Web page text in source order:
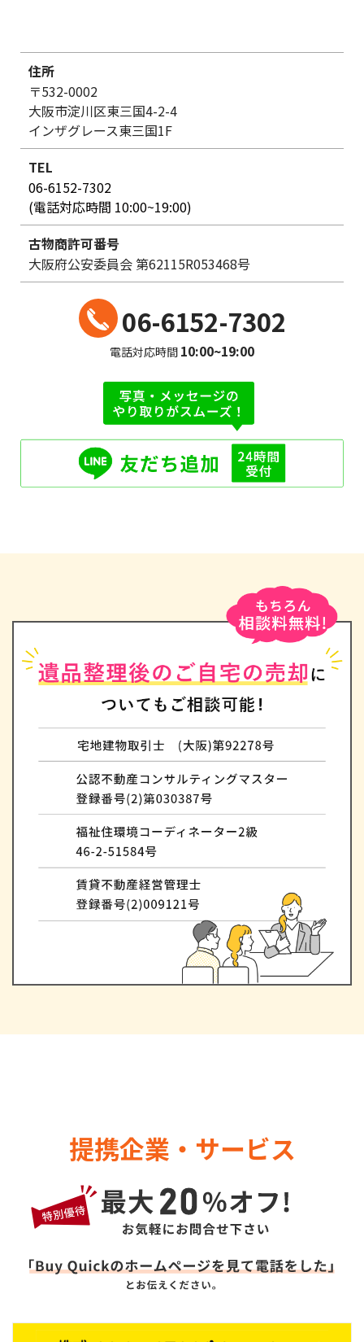
住所
〒532-0002
大阪市淀川区東三国4-2-4
インザグレース東三国1F
TEL
06-6152-7302
(電話対応時間 10:00~19:00)
古物商許可番号
大阪府公安委員会 第62115R053468号
06-6152-7302
電話対応時間 10:00~19:00
提携企業・サービス